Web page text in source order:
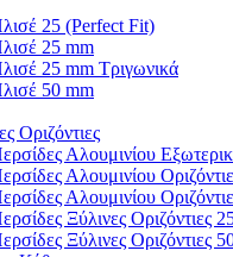
25 (Perfect Fit)
25 mm
25 mm Τριγωνικά
50 mm
Οριζόντιες
Αλουμινίου
Αλουμινίου
Αλουμινίου
Ξύλινες Οριζόντιες
Ξύλινες Οριζόντιες